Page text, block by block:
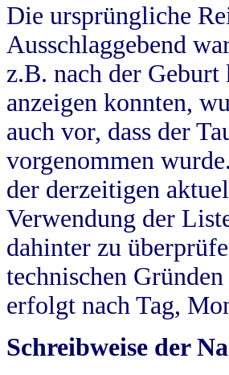
Die ursprüngliche
Ausschlaggebend
z.B. nach der
anzeigen konnten,
auch vor, dass der
vorgenommen
der derzeitigen
Verwendung der
dahinter zu
technischen
erfolgt nach Tag,
Schreibweise der